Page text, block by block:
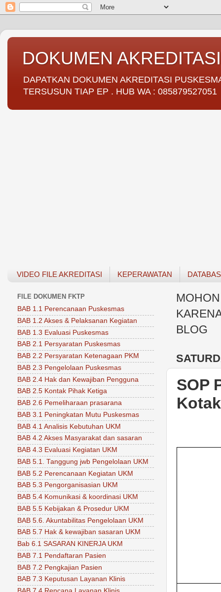
DOKUMEN
DAPATKAN DOKUMEN AKREDITASI
TERSUSUN TIAP EP . HUB WA : 085879527051
VIDEO FILE AKREDITASI KEPERAWATAN
BLOG
SOP
FILE DOKUMEN FKTP
BAB 1.1 Perencanaan Puskesmas
BAB 1.2 Akses & Pelaksanan Kegiatan
BAB 1.3 Evaluasi Puskesmas
BAB 2.1 Persyaratan Puskesmas
BAB 2.2 Persyaratan Ketenagaan PKM
BAB 2.3 Pengelolaan Puskesmas
BAB 2.4 Hak dan Kewajiban Pengguna
BAB 2.5 Kontak Pihak Ketiga
BAB 2.6 Pemeliharaan prasarana
BAB 3.1 Peningkatan Mutu Puskesmas
BAB 4.1 Analisis Kebutuhan UKM
BAB 4.2 Akses Masyarakat dan sasaran
BAB 4.3 Evaluasi Kegiatan UKM
BAB 5.1. Tanggung jwb Pengelolaan UKM
BAB 5.2 Perencanaan Kegiatan UKM
BAB 5.3 Pengorganisasian UKM
BAB 5.4 Komunikasi & koordinasi UKM
BAB 5.5 Kebijakan & Prosedur UKM
BAB 5.6. Akuntabilitas Pengelolaan UKM
BAB 5.7 Hak & kewajiban sasaran UKM
Bab 6.1 SASARAN KINERJA UKM
BAB 7.1 Pendaftaran Pasien
BAB 7.2 Pengkajian Pasien
BAB 7.3 Keputusan Layanan Klinis